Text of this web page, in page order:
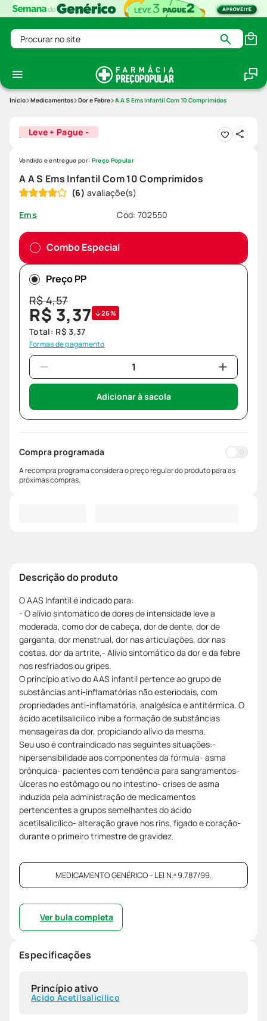
Procurar no site
Medicamentos Dor e Febre A A S Ems Infantil Com 10 Comprimidos
Leve + Pague -
A A S Ems Infantil Com 10 Comprimidos
(6)
Ems
Cód: 702550
Vendido e entregue por: Preço Popular
Combo Especial
Preço PP
R$4,57
R$ 3,37 26%
Total: R$ 3,37
Formas de pagamento
Adicionar à sacola
Compra programada
A recompra programa considera o preço regular do produto para as
próximas compras.
Descrição do produto
O AAS Infantil é indicado para:
- O alívio sintomático de dores de intensidade leve a
moderada, como dor de cabeça, dor de dente, dor de
garganta, dor menstrual, dor nas articulações, dor nas
costas, dor da artrite,- Alívio sintomático da dor e da febre
nos resfriados ou gripes.
O princípio ativo do AAS infantil pertence ao grupo de
substâncias anti-inflamatórias não esteriodais, com
propriedades anti-inflamatória, analgésica e antitérmica. O
ácido acetilsalicílico inibe a formação de substâncias
mensageiras da dor, propiciando alívio da mesma.
Seu uso é contraindicado nas seguintes situações:-
hipersensibilidade aos componentes da fórmula- asma
brônquica- pacientes com tendência para sangramentos-
úlceras no estômago ou no intestino- crises de asma
induzida pela administração de medicamentos
pertencentes a grupos semelhantes do ácido
acetilsalicílico- alteração grave nos rins, fígado e coração-
durante o primeiro trimestre de gravidez.
MEDICAMENTO GENÉRICO - LEI N.º 9.787/99.
Ver bula completa
Especificações
Princípio ativo
Acido Acetilsalicilico